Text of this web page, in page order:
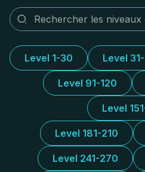
Level 1-30 Level
Level 91-120
Level
Level 181-210
Level 241-270